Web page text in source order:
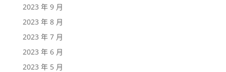
2023 年 9 月
2023 年 8 月
2023 年 7 月
2023 年 6 月
2023 年 5 月